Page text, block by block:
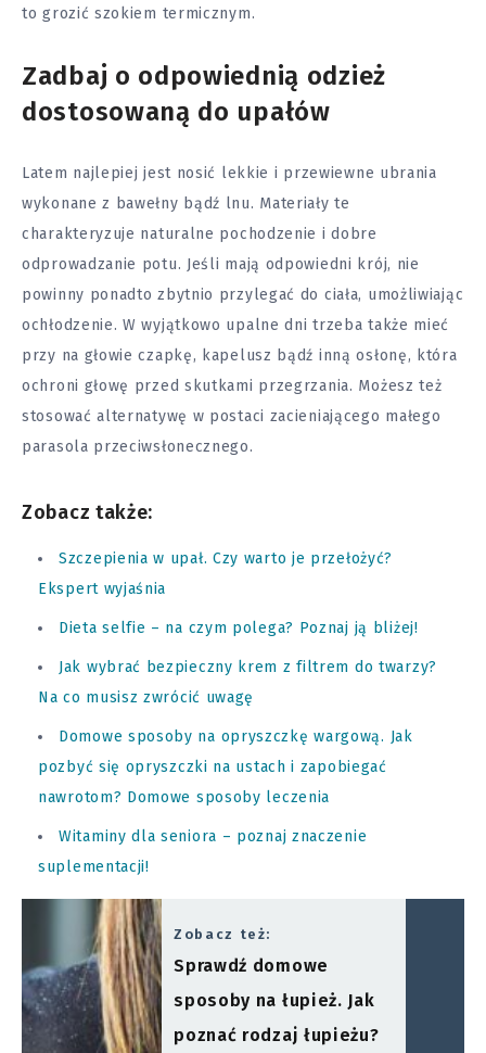
to grozić szokiem termicznym.
Zadbaj o odpowiednią odzież
dostosowaną do upałów
Latem najlepiej jest nosić lekkie i przewiewne ubrania
wykonane z bawełny bądź lnu. Materiały te
charakteryzuje naturalne pochodzenie i dobre
odprowadzanie potu. Jeśli mają odpowiedni krój, nie
powinny ponadto zbytnio przylegać do ciała, umożliwiając
ochłodzenie. W wyjątkowo upalne dni trzeba także mieć
przy na głowie czapkę, kapelusz bądź inną osłonę, która
ochroni głowę przed skutkami przegrzania. Możesz też
stosować alternatywę w postaci zacieniającego małego
parasola przeciwsłonecznego.
Zobacz także:
Szczepienia w upał. Czy warto je przełożyć?
Ekspert wyjaśnia
Dieta selfie – na czym polega? Poznaj ją bliżej!
Jak wybrać bezpieczny krem z filtrem do twarzy?
Na co musisz zwrócić uwagę
Domowe sposoby na opryszczkę wargową. Jak
pozbyć się opryszczki na ustach i zapobiegać
nawrotom? Domowe sposoby leczenia
Witaminy dla seniora – poznaj znaczenie
suplementacji!
Zobacz też:
Sprawdź domowe
sposoby na łupież. Jak
poznać rodzaj łupieżu?